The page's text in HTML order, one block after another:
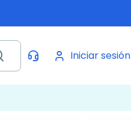
Iniciar sesión